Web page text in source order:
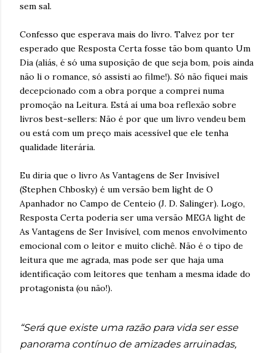
sem sal.
Confesso que esperava mais do livro. Talvez por ter
esperado que Resposta Certa fosse tão bom quanto Um
Dia (aliás, é só uma suposição de que seja bom, pois ainda
não li o romance, só assisti ao filme!). Só não fiquei mais
decepcionado com a obra porque a comprei numa
promoção na Leitura. Está aí uma boa reflexão sobre
livros best-sellers: Não é por que um livro vendeu bem
ou está com um preço mais acessível que ele tenha
qualidade literária.
Eu diria que o livro As Vantagens de Ser Invisível
(Stephen Chbosky) é um versão bem light de O
Apanhador no Campo de Centeio (J. D. Salinger). Logo,
Resposta Certa poderia ser uma versão MEGA light de
As Vantagens de Ser Invisível, com menos envolvimento
emocional com o leitor e muito clichê. Não é o tipo de
leitura que me agrada, mas pode ser que haja uma
identificação com leitores que tenham a mesma idade do
protagonista (ou não!).
“Será que existe uma razão para vida ser esse
panorama contínuo de amizades arruinadas,